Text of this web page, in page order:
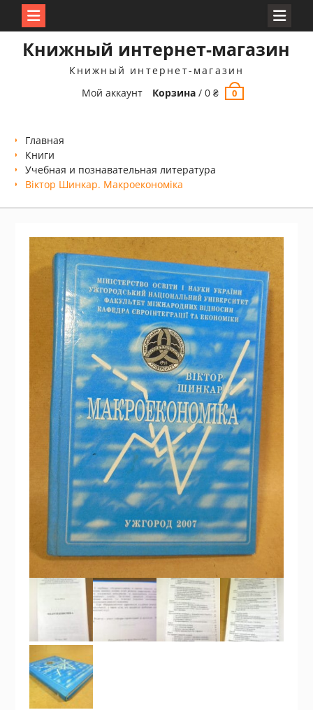
Книжный интернет-магазин
Книжный интернет-магазин
Мой аккаунт
Корзина /0₴ 0
Главная
Книги
Учебная и познавательная литература
Віктор Шинкар. Макроекономіка